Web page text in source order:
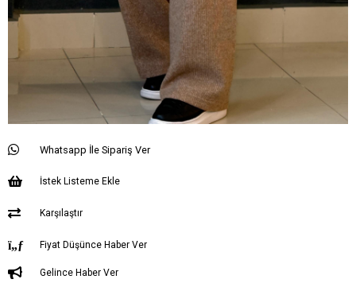
Whatsapp İle Sipariş Ver
İstek Listeme Ekle
Karşılaştır
Fiyat Düşünce Haber Ver
Gelince Haber Ver